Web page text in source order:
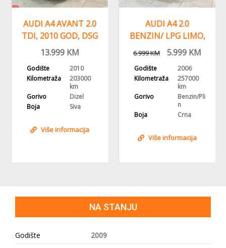
AUDI A4 AVANT 2.0
TDI, 2010 GOD, DSG
AUTOMATIK,ALU
13.999KM
Godište
2010
Kilometraža
203000
km
Gorivo
Dizel
Boja
Siva
Više informacija
AUDI A4 2.0
BENZIN/ LPG LIMO,
2006 GOD
6.999KM 5.999 KM
Godište
2006
Kilometraža
257000
km
Gorivo
Benzin/Pli
n
Boja
Crna
Više informacija
NA STANJU
Godište
2009